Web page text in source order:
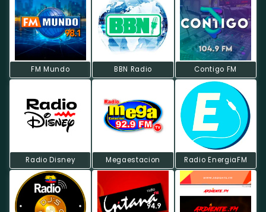
FM Mundo BBN Radio Contigo FM
Radio Disney Megaestacion Radio EnergiaFM